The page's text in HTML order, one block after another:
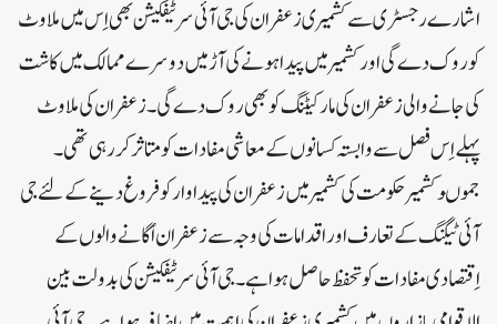
اشارے رجسٹری سے کشمیری زعفران کی جی آئی سر ٹیفکیشن بھی اِس میں ملاوٹ
کو روک دے گی اورکشمیر میں پیدا ہونے کی آڑ میں دوسرے ممالک میں کاشت
کی جانے والی زعفران کی مارکیٹنگ کو بھی روک دے گی۔زعفران کی ملاوٹ
پہلے اِس فصل سے وابستہ کسانوں کے معاشی مفادات کو متاثر کر رہی تھی ۔
جموںوکشمیر حکومت کی کشمیر میں زعفران کی پیداوار کو فروغ دینے کے لئے جی
آئی ٹیگنگ کے تعارف اور اقدامات کی وجہ سے زعفران اُگانے والوں کے
اِقتصادی مفادات کو تحفظ حاصل ہواہے۔جی آئی سرٹیفکیشن کی بدولت بین